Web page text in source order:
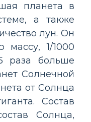
планета в
а также
лун. Он
1/1000
раза больше
Солнечной
от Солнца
Состав
Солнца,